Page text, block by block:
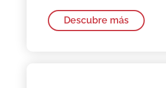
Descubre más